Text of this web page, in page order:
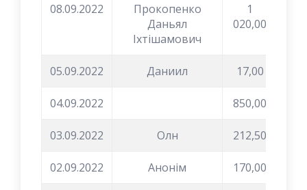
08.09.2022
Прокопенко
Даньял
Іхтішамович
1
020,00
05.09.2022 Даниил 17,00
04.09.2022 850,00
03.09.2022 Олн 212,50
02.09.2022 Анонім 170,00